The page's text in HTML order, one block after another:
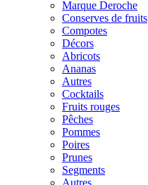
Marque Deroche
Conserves de fruits
Compotes
Décors
Abricots
Ananas
Autres
Cocktails
Fruits rouges
Pêches
Pommes
Poires
Prunes
Segments
Autres